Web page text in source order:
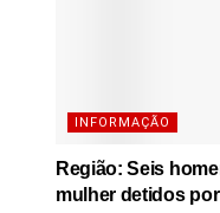
INFORMAÇÃO
Região: Seis
mulher detidos